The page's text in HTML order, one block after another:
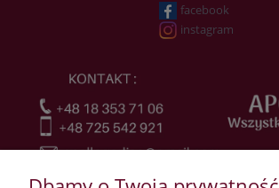
facebook
instagram